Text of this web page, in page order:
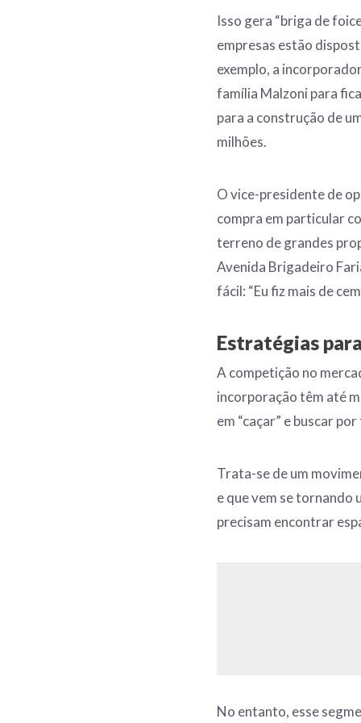
Isso gera “briga de
empresas estão
exemplo, a
família Malzoni para
para a construção de
milhões.
O vice-presidente de
compra em particular
terreno de grandes
Avenida Brigadeiro
fácil: “Eu fiz mais de
Estratégias
A competição no
incorporação têm até
em “caçar” e buscar
Trata-se de um
e que vem se
precisam encontrar
No entanto, esse